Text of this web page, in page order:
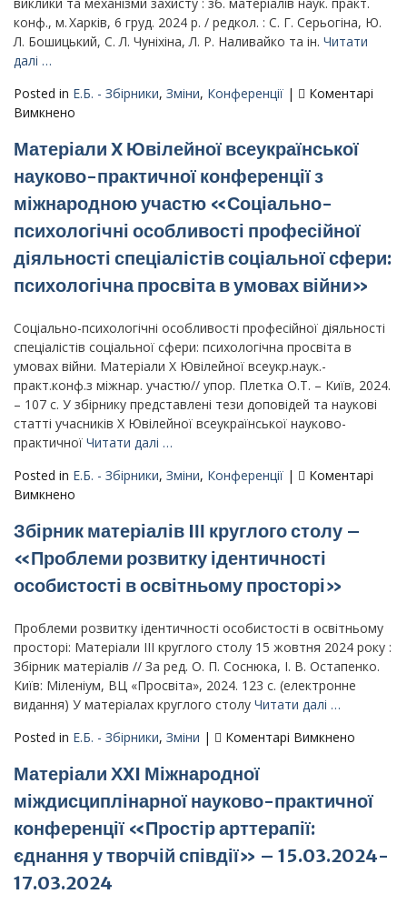
зцілення
у
часи
23
р.)
конф., м. Харків, 6 груд. 2024 р. / редкол. : С. Г. Серьогіна, Ю.
Л. Бошицький, С. Л. Чуніхіна, Л. Р. Наливайко та ін. Читати
далі …
Posted in Е.Б. - Збірники, Зміни, Конференції |
Коментарі
Вимкнено
науково-
конференції
«Права
людини
громадянина
в
стану:
виклики
та
механізми
захисту»
–
06.12.2024
Матеріали X Ювілейної всеукраїнської
науково-практичної конференції з
міжнародною участю «Соціально-
психологічні особливості професійної
діяльності спеціалістів соціальної сфери:
психологічна просвіта в умовах війни»
Соціально-психологічні особливості професійної діяльності
спеціалістів соціальної сфери: психологічна просвіта в
умовах війни. Матеріали Х Ювілейної всеукр.наук.-
практ.конф.з міжнар. участю// упор. Плетка О.Т. – Київ, 2024.
– 107 с. У збірнику представлені тези доповідей та наукові
статті учасників Х Ювілейної всеукраїнської науково-
практичної Читати далі …
Posted in Е.Б. - Збірники, Зміни, Конференції |
Коментарі
Вимкнено
X
Ювілейної
всеукраїнської
науково-
конференції
з
міжнародною
участю
«Соціально-
особливості
діяльності
спеціалістів
соціальної
сфери:
психологічна
просвіта
в
Збірник матеріалів IІІ круглого столу –
«Проблеми розвитку ідентичності
особистості в освітньому просторі»
Проблеми розвитку ідентичності особистості в освітньому
просторі: Матеріали IІІ круглого столу 15 жовтня 2024 року :
Збірник матеріалів // За ред. О. П. Соснюка, І. В. Остапенко.
Київ: Міленіум, ВЦ «Просвіта», 2024. 123 с. (електронне
видання) У матеріалах круглого столу Читати далі …
Posted in Е.Б. - Збірники, Зміни | Коментарі Вимкнено
–
Матеріали ХXI Міжнародної
міждисциплінарної науково-практичної
конференції «Простір арттерапії:
єднання у творчій співдії» – 15.03.2024-
17.03.2024